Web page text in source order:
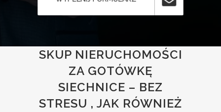
SKUP NIERUCHOMOŚCI
ZA GOTÓWKĘ
SIECHNICE – BEZ
STRESU , JAK RÓWNIEŻ